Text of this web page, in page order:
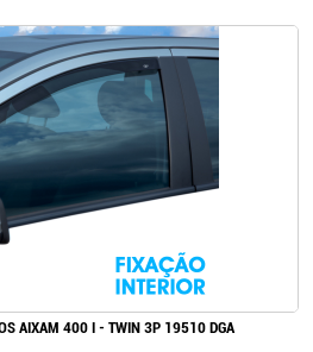
AIXAM 400 I - TWIN 3P 19510 DGA